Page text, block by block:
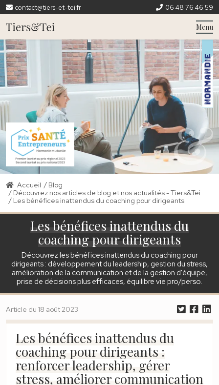
contact@tiers-et-tei.fr 06 48 76 46 59
Menu
Accueil / Blog
/ Découvrez nos articles de blog et nos actualités - Tiers&Tei
/ Les bénéfices inattendus du coaching pour dirigeants
Les bénéfices inattendus du
coaching pour dirigeants
Découvrez les bénéfices inattendus du coaching pour
dirigeants : développement du leadership, gestion du stress,
amélioration de la communication et de la gestion d'équipe,
prise de décisions plus efficaces, équilibre vie pro/perso.
Article du 18 août 2023
Les bénéfices inattendus du
coaching pour dirigeants :
renforcer leadership, gérer
stress, améliorer communication